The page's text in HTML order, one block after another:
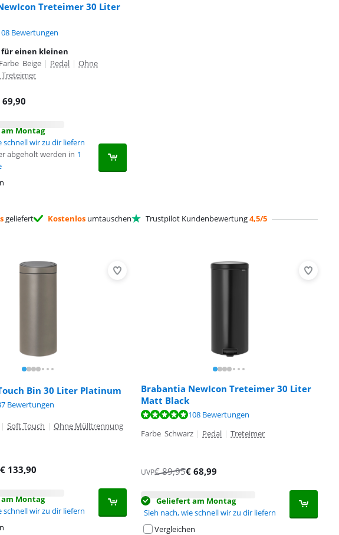
Treteimer 30 Liter
Bewertungen
für einen kleinen
Farbe Beige | Pedal | Ohne
69,90
Montag
schnell wir zu dir liefern
abgeholt werden in 1
geliefert Kostenlosumtauschen Trustpilot Kundenbewertung4,5/5
Bin 30 Liter Platinum
Bewertungen
| Soft Touch | Ohne Mülltrennung
€ 133,90
Montag
schnell wir zu dir liefern
Brabantia NewIcon Treteimer 30 Liter
Matt Black
108 Bewertungen
Farbe Schwarz | Pedal | Treteimer
UVP€89,95€ 68,99
Geliefert am Montag
Sieh nach, wie schnell wir zu dir liefern
Vergleichen